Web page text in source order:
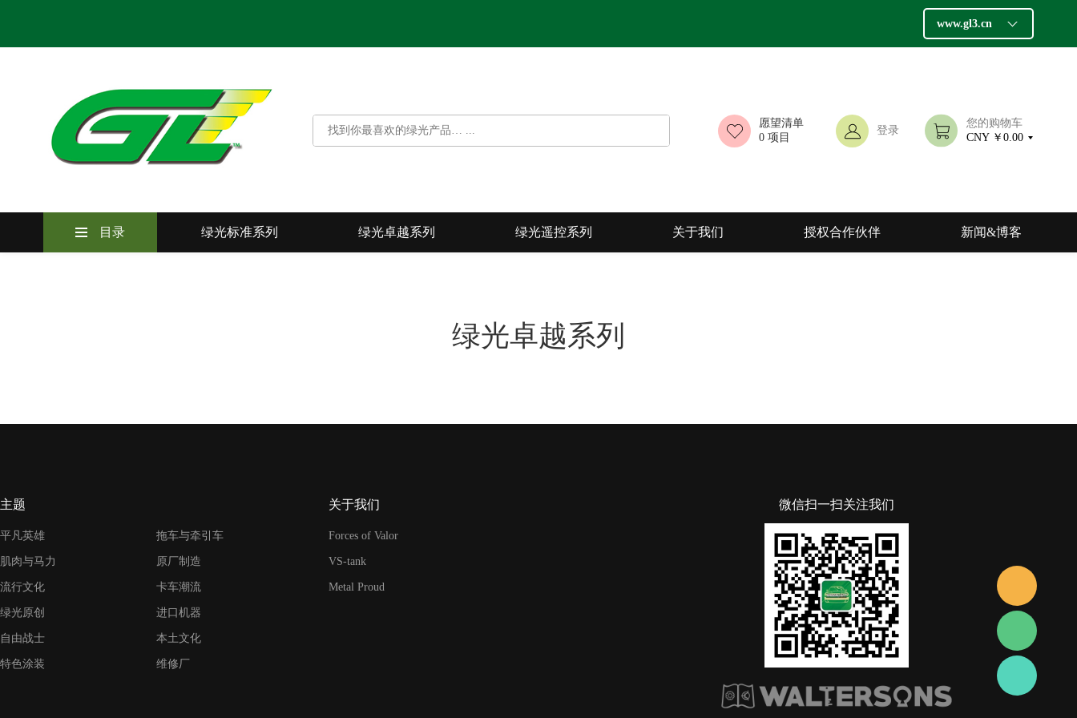
www.gl3.cn
愿望清单
0 项目
登录
您的购物车
CNY ￥0.00
目录 绿光标准系列 绿光卓越系列 绿光遥控系列 关于我们 授权合作伙伴 新闻&博客
绿光卓越系列
主题
平凡英雄 拖车与牵引车
肌肉与马力 原厂制造
流行文化 卡车潮流
绿光原创 进口机器
自由战士 本土文化
特色涂装 维修厂
关于我们
Forces of Valor
VS-tank
Metal Proud
微信扫一扫关注我们